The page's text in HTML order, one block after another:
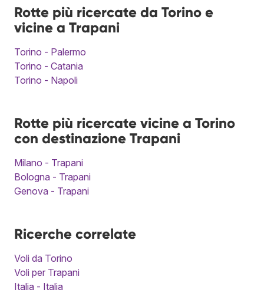
Rotte più ricercate da Torino e
vicine a Trapani
Torino - Palermo
Torino - Catania
Torino - Napoli
Rotte più ricercate vicine a Torino
con destinazione Trapani
Milano - Trapani
Bologna - Trapani
Genova - Trapani
Ricerche correlate
Voli da Torino
Voli per Trapani
Italia - Italia